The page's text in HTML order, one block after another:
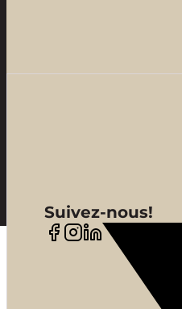
Suivez-nous!